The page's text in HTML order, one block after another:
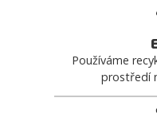
Používáme
prostředí